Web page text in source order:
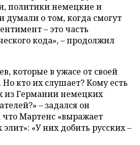
политики немецкие и
думали о том, когда смогут
– это часть
кода», – продолжил
которые в ужасе от своей
кто их слушает? Кому есть
из Германии немецких
– задался он
Мартенс «выражает
«У них добить русских –